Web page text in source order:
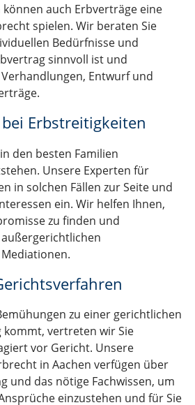
auch Erbverträge eine
spielen. Wir beraten Sie
Bedürfnisse und
sinnvoll ist und
Entwurf und
Erbstreitigkeiten
den besten Familien
Unsere Experten für
in solchen Fällen zur Seite und
ein. Wir helfen Ihnen,
zu finden und
zu einer gerichtlichen
kommt, vertreten wir Sie
vor Gericht. Unsere
in Aachen verfügen über
und das nötige Fachwissen, um
einzustehen und für Sie